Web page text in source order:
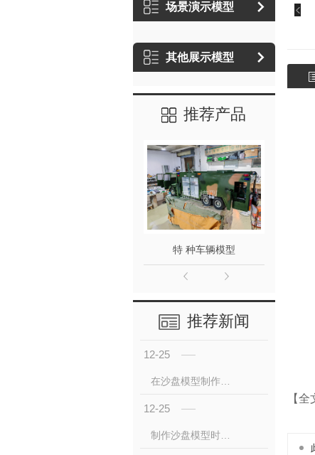
场景演示模型
其他展示模型
推荐产品
特 种车辆模型 平
推荐新闻
12-25
在沙盘模型制作时我们需要注意哪些点？
12-25
制作沙盘模型时使用工具的注意事项
【全